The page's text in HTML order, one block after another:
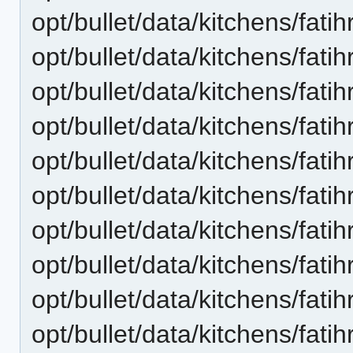
opt/bullet/data/kitchens/
opt/bullet/data/kitchens/
opt/bullet/data/kitchens/
opt/bullet/data/kitchens/
opt/bullet/data/kitchens/
opt/bullet/data/kitchens/
opt/bullet/data/kitchens/
opt/bullet/data/kitchens/
opt/bullet/data/kitchens/
opt/bullet/data/kitchens/